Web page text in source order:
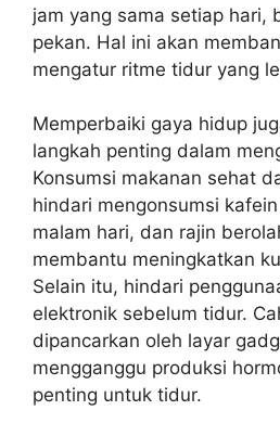
jam yang sama setiap hari,
pekan. Hal ini akan
mengatur ritme tidur yang
Memperbaiki gaya hidup
langkah penting dalam
Konsumsi makanan sehat
hindari mengonsumsi
malam hari, dan rajin
membantu meningkatkan
Selain itu, hindari
elektronik sebelum tidur.
dipancarkan oleh layar
mengganggu produksi
penting untuk tidur.